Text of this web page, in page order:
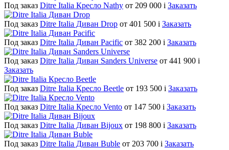
Под заказ Ditre Italia Кресло Nathy от 209 000 i Заказать
Под заказ Ditre Italia Диван Drop от 401 500 i Заказать
Под заказ Ditre Italia Диван Pacific от 382 200 i Заказать
Под заказ Ditre Italia Диван Sanders Universe от 441 900 i
Заказать
Под заказ Ditre Italia Кресло Beetle от 193 500 i Заказать
Под заказ Ditre Italia Кресло Vento от 147 500 i Заказать
Под заказ Ditre Italia Диван Bijoux от 198 800 i Заказать
Под заказ Ditre Italia Диван Buble от 203 700 i Заказать